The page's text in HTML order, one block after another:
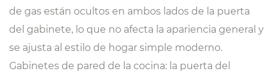
de gas están ocultos en ambos lados de la puerta
del gabinete, lo que no afecta la apariencia general y
se ajusta al estilo de hogar simple moderno.
Gabinetes de pared de la cocina: la puerta del